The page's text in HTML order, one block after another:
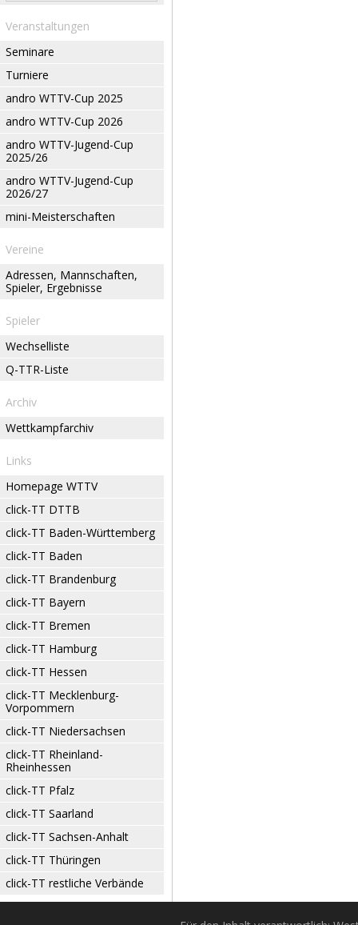
Veranstaltungen
Seminare
Turniere
andro WTTV-Cup 2025
andro WTTV-Cup 2026
andro WTTV-Jugend-Cup
2025/26
andro WTTV-Jugend-Cup
2026/27
mini-Meisterschaften
Vereine
Adressen, Mannschaften,
Spieler, Ergebnisse
Spieler
Wechselliste
Q-TTR-Liste
Archiv
Wettkampfarchiv
Links
Homepage WTTV
click-TT DTTB
click-TT Baden-Württemberg
click-TT Baden
click-TT Brandenburg
click-TT Bayern
click-TT Bremen
click-TT Hamburg
click-TT Hessen
click-TT Mecklenburg-
Vorpommern
click-TT Niedersachsen
click-TT Rheinland-
Rheinhessen
click-TT Pfalz
click-TT Saarland
click-TT Sachsen-Anhalt
click-TT Thüringen
click-TT restliche Verbände